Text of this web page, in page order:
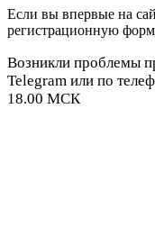
Если вы впервые на
регистрационную
Возникли проблемы
Telegram или по
18.00 МСК